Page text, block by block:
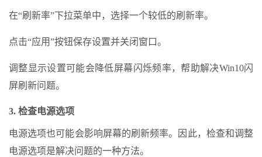
在“刷新率”下拉菜单中，选择一个较低的刷新率。
点击“应用”按钮保存设置并关闭窗口。
调整显示设置可能会降低屏幕闪烁频率，帮助解决Win10闪
屏刷新问题。
3. 检查电源选项
电源选项也可能会影响屏幕的刷新频率。因此，检查和调整
电源选项是解决问题的一种方法。